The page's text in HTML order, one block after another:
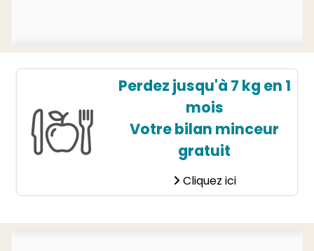
Perdez jusqu'à 7 kg en 1
mois
Votre bilan minceur
gratuit
Cliquez ici